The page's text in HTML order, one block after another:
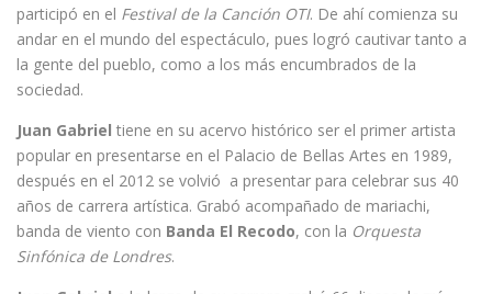
participó en el Festival de la Canción OTI. De ahí comienza su
andar en el mundo del espectáculo, pues logró cautivar tanto a
la gente del pueblo, como a los más encumbrados de la
sociedad.
Juan Gabriel tiene en su acervo histórico ser el primer artista
popular en presentarse en el Palacio de Bellas Artes en 1989,
después en el 2012 se volvió a presentar para celebrar sus 40
años de carrera artística. Grabó acompañado de mariachi,
banda de viento con Banda El Recodo, con la Orquesta
Sinfónica de Londres.